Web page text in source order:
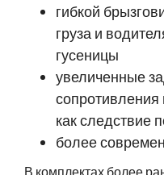
гибкой
груза и
гусеницы
увеличенные
как следствие
более